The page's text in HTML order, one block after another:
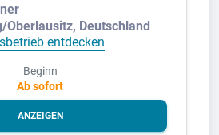
Oberlausitz, Deutschland
entdecken
Beginn
Ab sofort
ANZEIGEN